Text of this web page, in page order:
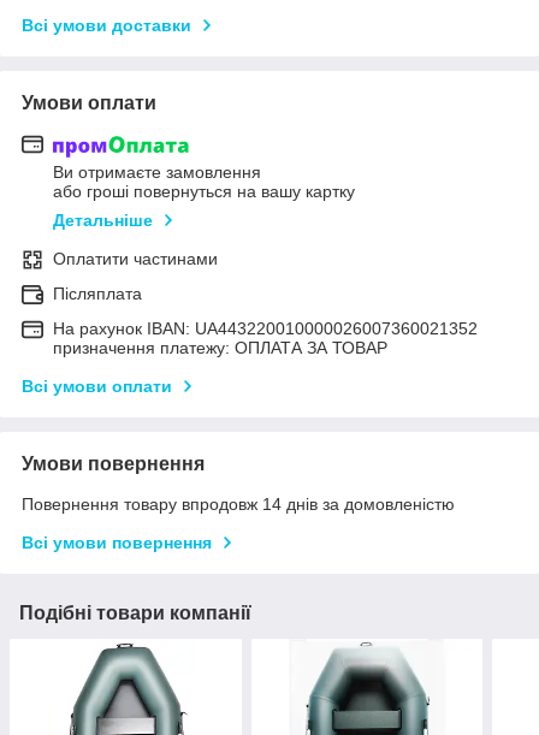
Всі умови доставки
Умови оплати
Ви отримаєте замовлення
або гроші повернуться на вашу картку
Детальніше
Оплатити частинами
Післяплата
На рахунок IBAN: UA443220010000026007360021352
призначення платежу: ОПЛАТА ЗА ТОВАР
Всі умови оплати
Умови повернення
Повернення товару впродовж 14 днів за домовленістю
Всі умови повернення
Подібні товари компанії